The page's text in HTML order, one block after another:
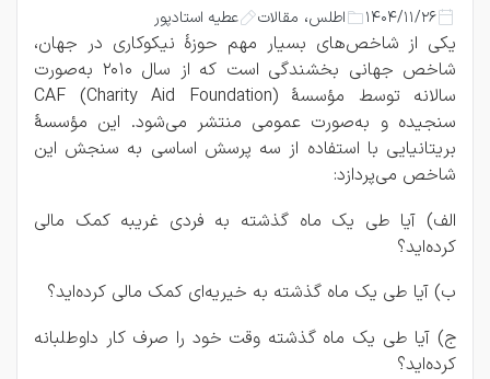
1404/11/26 اطلس، مقالات عطیه استادپور
یکی از شاخص‌های بسیار مهم حوزۀ نیکوکاری در جهان،
شاخص جهانی بخشندگی است که از سال 2010 به‌صورت
سالانه توسط مؤسسۀ CAF (Charity Aid Foundation)
سنجیده و به‌صورت عمومی منتشر می‌شود. این مؤسسۀ
بریتانیایی با استفاده از سه پرسش اساسی به سنجش این
شاخص می‌پردازد:
الف) آیا طی یک ماه گذشته به فردی غریبه کمک مالی
کرده‌اید؟
ب) آیا طی یک ماه گذشته به خیریه‌ای کمک مالی کرده‌اید؟
ج) آیا طی یک ماه گذشته وقت خود را صرف کار داوطلبانه
کرده‌اید؟